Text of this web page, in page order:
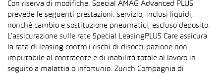
Con riserva di modifiche. Special AMAG Advanced PLUS
prevede le seguenti prestazioni: servizio, inclusi liquidi,
nonché cambio e sostituzione pneumatici, escluso deposito.
L’assicurazione sulle rate Special LeasingPLUS Care assicura
la rata di leasing contro i rischi di disoccupazione non
imputabile al contraente e di inabilità totale al lavoro in
seguito a malattia o infortunio. Zurich Compagnia di